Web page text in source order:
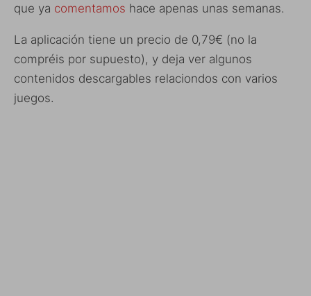
que ya comentamos hace apenas unas semanas.
La aplicación tiene un precio de 0,79€ (no la
compréis por supuesto), y deja ver algunos
contenidos descargables relaciondos con varios
juegos.